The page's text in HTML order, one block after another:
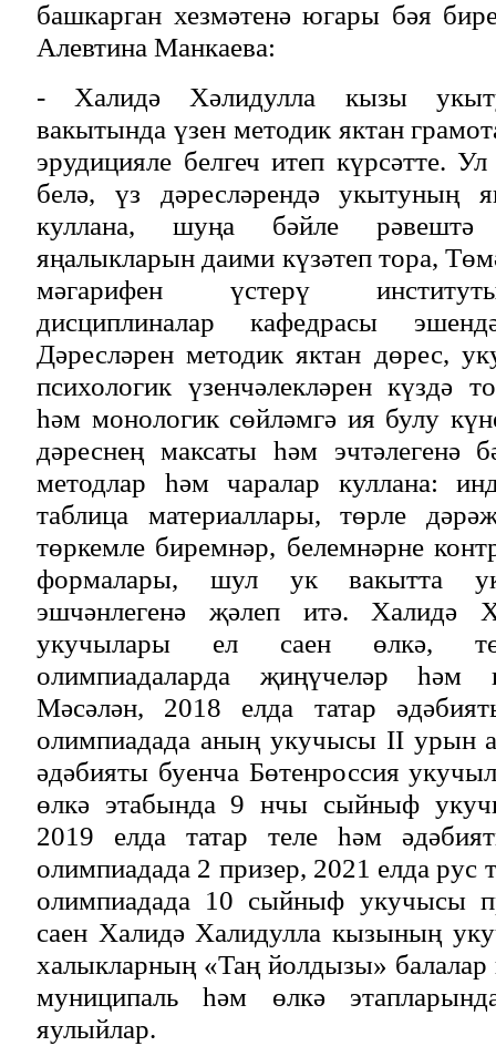
башкарган хезмәтенә югары бәя
Алевтина Манкаева:
- Халидә Хәлидулла кызы
вакытында үзен методик яктан
эрудицияле белгеч итеп күрсәтте.
белә, үз дәресләрендә укытуның
куллана, шуңа бәйле рәвештә
яңалыкларын даими күзәтеп тора,
мәгарифен үстерү
дисциплиналар кафедрасы
Дәресләрен методик яктан дөрес,
психологик үзенчәлекләрен күздә
һәм монологик сөйләмгә ия булу
дәреснең максаты һәм эчтәлегенә
методлар һәм чаралар куллана:
таблица материаллары, төрле
төркемле биремнәр, белемнәрне
формалары, шул ук вакытта
эшчәнлегенә җәлеп итә. Халидә
укучылары ел саен өлкә,
олимпиадаларда җиңүчеләр һәм
Мәсәлән, 2018 елда татар
олимпиадада аның укучысы II урын
әдәбияты буенча Бөтенроссия
өлкә этабында 9 нчы сыйныф
2019 елда татар теле һәм
олимпиадада 2 призер, 2021 елда рус
олимпиадада 10 сыйныф укучысы
саен Халидә Халидулла кызының
халыкларның «Таң йолдызы» балалар
муниципаль һәм өлкә
яулыйлар.